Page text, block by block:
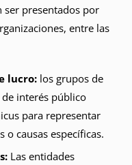
ser presentados por
entre las
lucro: los grupos de
interés público
para representar
o causas específicas.
Las entidades